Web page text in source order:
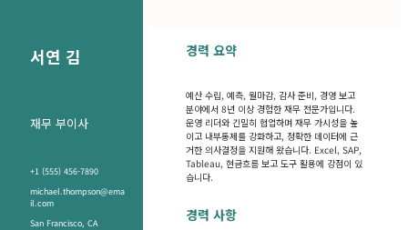
서연 김
재무 부이사
+1 (555) 456-7890
michael.thompson@ema
il.com
San Francisco, CA
경력 요약
예산 수립, 예측, 월마감, 감사 준비, 경영 보고
분야에서 8년 이상 경험한 재무 전문가입니다.
운영 리더와 긴밀히 협업하며 재무 가시성을 높
이고 내부통제를 강화하고, 정확한 데이터에 근
거한 의사결정을 지원해 왔습니다. Excel, SAP,
Tableau, 현금흐름 보고 도구 활용에 강점이 있
습니다.
경력 사항